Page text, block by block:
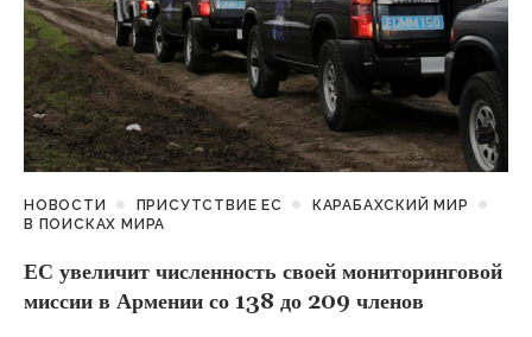
НОВОСТИ ПРИСУТСТВИЕ ЕС
КАРАБАХСКИЙ МИР
В ПОИСКАХ МИРА
ЕС увеличит численность своей мониторинговой
миссии в Армении со 138 до 209 членов